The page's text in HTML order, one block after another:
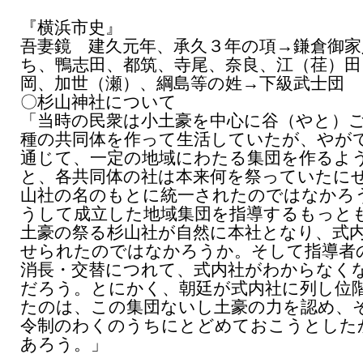
『横浜市史』
吾妻鏡 建久元年、承久３年の項→鎌倉御
ち、鴨志田、都筑、寺尾、奈良、江（荏）
岡、加世（瀬）、綱島等の姓→下級武士団
〇杉山神社について
「当時の民衆は小土豪を中心に谷（やと）
種の共同体を作って生活していたが、やが
通じて、一定の地域にわたる集団を作るよ
と、各共同体の社は本来何を祭っていたに
山社の名のもとに統一されたのではなかろ
うして成立した地域集団を指導するもっと
土豪の祭る杉山社が自然に本社となり、式
せられたのではなかろうか。そして指導者
消長・交替につれて、式内社がわからなく
だろう。とにかく、朝廷が式内社に列し位
たのは、この集団ないし土豪の力を認め、
令制のわくのうちにとどめておこうとした
あろう。」